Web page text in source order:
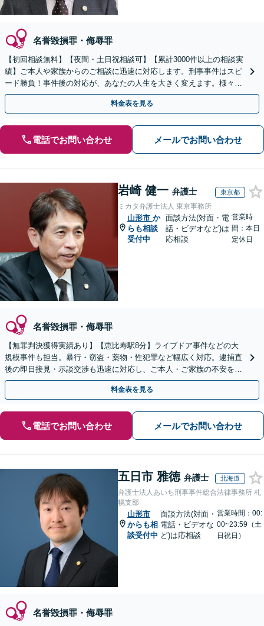
名誉毀損罪・侮辱罪
【初回相談無料】【夜間・土日祝相談可】【累計3000件以上の相談実
績】ご本人や家族からのご相談に迅速に対応します。刑事事件はスピ
ード勝負！事件後の対応が、あなたの人生を大きく変えます。様々な
事件について幅広く対応可能です。
料金表を見る
電話でお問い合わせ メールでお問い合わせ
岩崎 健一 弁護士 東京都
ミカタ弁護士法人 東京事務所
山形市 か
らも相談
受付中
面談方法(対面・電
話・ビデオなど)は
応相談
営業時
間：本日
定休日
名誉毀損罪・侮辱罪
【無罪判決獲得実績あり】【恵比寿駅8分】ライブドア事件などの大
規模事件も担当。暴行・窃盗・薬物・性犯罪など幅広く対応。逮捕直
後の即日接見・示談交渉も迅速に対応し、ご本人・ご家族の不安を最
小限に抑えます。【初回相談可能】【WEB面談可能】
料金表を見る
電話でお問い合わせ メールでお問い合わせ
五日市 雅徳 弁護士 北海道
弁護士法人あいち刑事事件総合法律事務所 札
幌支部
山形市
からも相
談受付中
面談方法(対面・
電話・ビデオな
ど)は応相談
営業時間：00:
00~23:59（土
日祝日）
名誉毀損罪・侮辱罪